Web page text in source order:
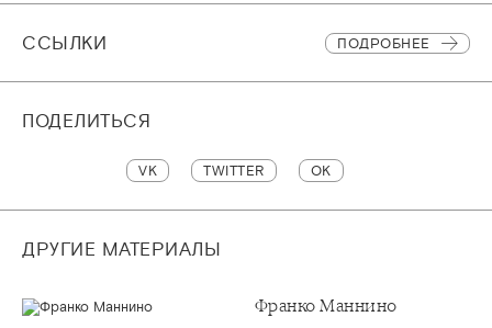
CСЫЛКИ ПОДРОБНЕЕ
ПОДЕЛИТЬСЯ
VK TWITTER OK
ДРУГИЕ МАТЕРИАЛЫ
Франко Маннино